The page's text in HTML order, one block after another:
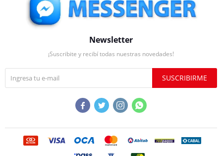
Newsletter
¡Suscribite y recibí todas nuestras novedades!
SUSCRIBIRME
   